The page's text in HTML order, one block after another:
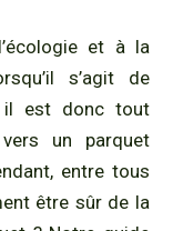
et à la
s’agit de
il est donc tout
un parquet
entre tous
être sûr de la